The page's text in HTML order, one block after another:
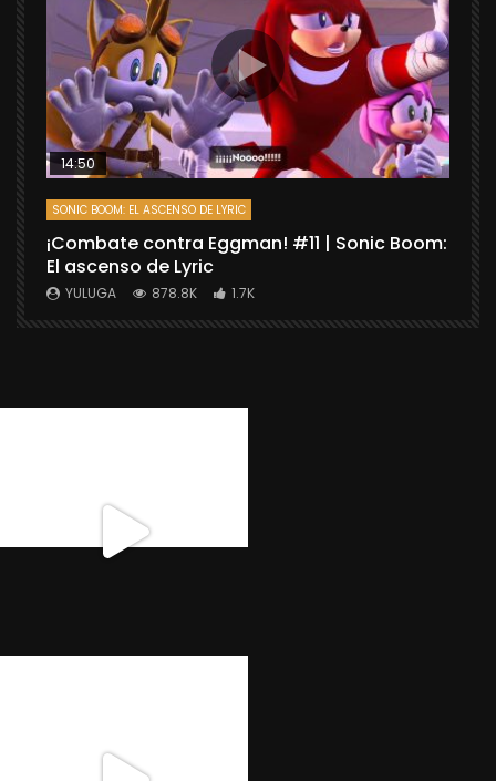
14:50
SONIC BOOM: EL ASCENSO DE LYRIC
¡Combate contra Eggman! #11 | Sonic Boom:
El ascenso de Lyric
YULUGA 878.8K 1.7K